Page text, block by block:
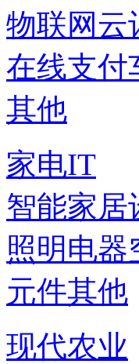
物联网 云
在线支付
其他
家电IT
智能家居
照明电器
元件其他
现代农业